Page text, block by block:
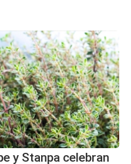
y Stanpa celebran